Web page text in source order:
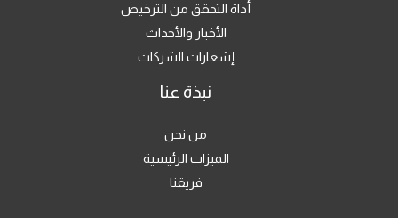
أداة التحقق من الترخيص
الأخبار والأحداث
إشعارات الشركات
نبذة عنا
من نحن
الميزات الرئيسية
فريقنا